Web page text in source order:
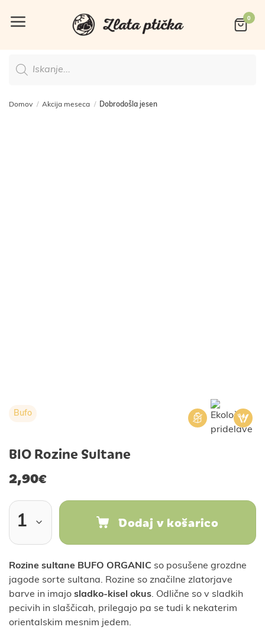
search
Domov / Akcija meseca / Dobrodošla jesen
Bufo
BIO Rozine Sultane
2,90€
Dodaj v košarico
Rozine sultane BUFO ORGANIC so posušene grozdne
jagode sorte sultana. Rozine so značilne zlatorjave
barve in imajo sladko-kisel okus. Odlične so v sladkih
pecivih in slaščicah, prilegajo pa se tudi k nekaterim
orientalskim mesnim jedem.